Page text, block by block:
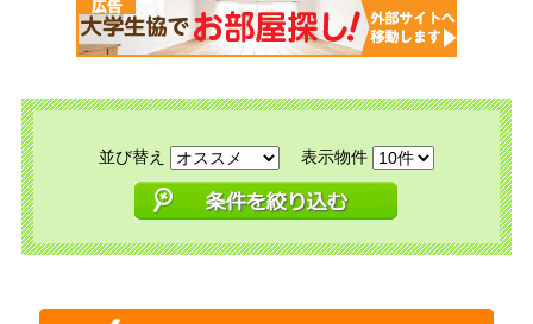
並び替え 表示物件